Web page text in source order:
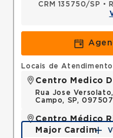
CRM 135750/SP •
Locais de Atendimento
Centro Medico
Rua Jose
Campo, SP,
Centro Médico
Major Cardim